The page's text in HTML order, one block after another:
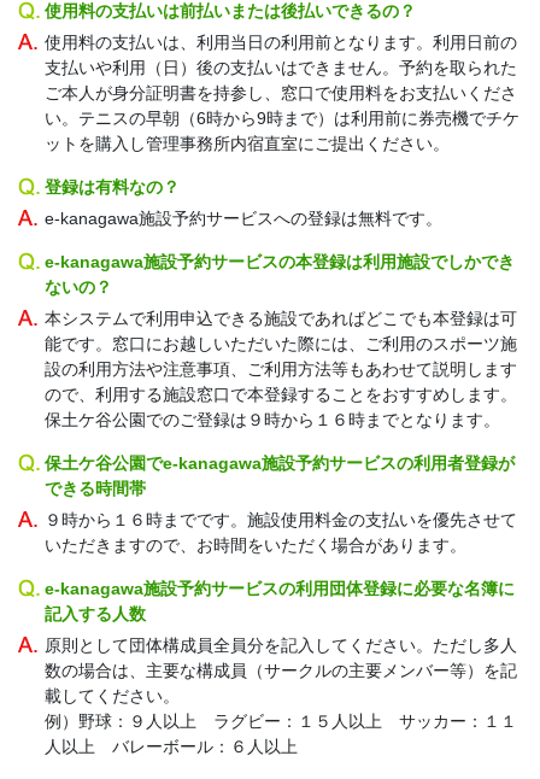
使用料の支払いは前払いまたは後払いできるの？
使用料の支払いは、利用当日の利用前となります。利用日前の
支払いや利用（日）後の支払いはできません。予約を取られた
ご本人が身分証明書を持参し、窓口で使用料をお支払いくださ
い。テニスの早朝（6時から9時まで）は利用前に券売機でチケ
ットを購入し管理事務所内宿直室にご提出ください。
登録は有料なの？
e-kanagawa施設予約サービスへの登録は無料です。
e-kanagawa施設予約サービスの本登録は利用施設でしかでき
ないの？
本システムで利用申込できる施設であればどこでも本登録は可
能です。窓口にお越しいただいた際には、ご利用のスポーツ施
設の利用方法や注意事項、ご利用方法等もあわせて説明します
ので、利用する施設窓口で本登録することをおすすめします。
保土ケ谷公園でのご登録は９時から１６時までとなります。
保土ケ谷公園でe-kanagawa施設予約サービスの利用者登録が
できる時間帯
９時から１６時までです。施設使用料金の支払いを優先させて
いただきますので、お時間をいただく場合があります。
e-kanagawa施設予約サービスの利用団体登録に必要な名簿に
記入する人数
原則として団体構成員全員分を記入してください。ただし多人
数の場合は、主要な構成員（サークルの主要メンバー等）を記
載してください。
例）野球：９人以上 ラグビー：１５人以上 サッカー：１１
人以上 バレーボール：６人以上